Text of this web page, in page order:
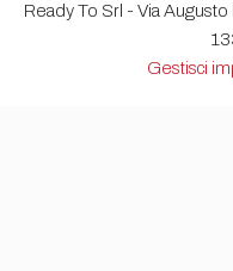
Ready To Srl - Via Augusto
Gestisci